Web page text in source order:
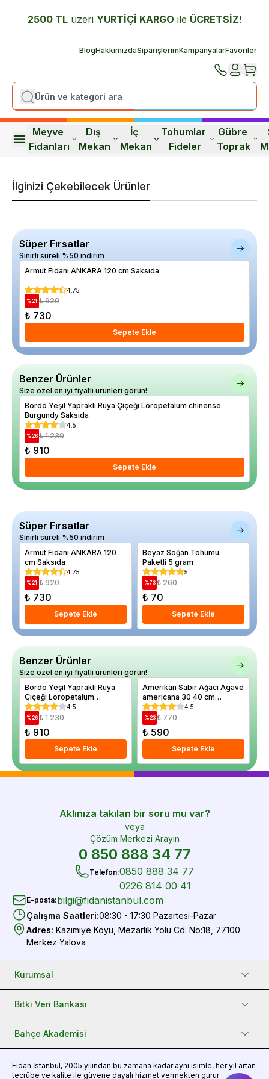
2500 TL üzeri YURTİÇİ KARGO ile ÜCRETSİZ!
BlogHakkımızdaSiparişlerimKampanyalarFavoriler
Meyve
Fidanları
Dış
Mekan
İç
Mekan
Tohumlar
Fideler
Gübre
Toprak
İlginizi Çekebilecek Ürünler
Süper Fırsatlar
Sınırlı süreli %50 indirim
Armut Fidanı ANKARA 120 cm Saksıda
4.75
%21 ₺ 920
₺ 730
Sepete Ekle
Benzer Ürünler
Size özel en iyi fiyatlı ürünleri görün!
Bordo Yeşil Yapraklı Rüya Çiçeği Loropetalum chinense
Burgundy Saksıda
4.5
%26 ₺ 1.230
₺ 910
Sepete Ekle
Süper Fırsatlar
Sınırlı süreli %50 indirim
Armut Fidanı ANKARA 120
cm Saksıda
4.75
%21 ₺ 920
₺ 730
Sepete Ekle
Beyaz Soğan Tohumu
Paketli 5 gram
5
%73 ₺ 260
₺ 70
Sepete Ekle
Benzer Ürünler
Size özel en iyi fiyatlı ürünleri görün!
Bordo Yeşil Yapraklı Rüya
Çiçeği Loropetalum
chinense Burgundy Saksıda
4.5
%26 ₺ 1.230
₺ 910
Sepete Ekle
Amerikan Sabır Ağacı Agave
americana 30 40 cm
Saksıda
4.5
%23 ₺ 770
₺ 590
Sepete Ekle
Aklınıza takılan bir soru mu var?
veya
Çözüm Merkezi Arayın
0 850 888 34 77
Telefon:0850 888 34 77
0226 814 00 41
E-posta:bilgi@fidanistanbul.com
Çalışma Saatleri:08:30 - 17:30 Pazartesi-Pazar
Adres: Kazımiye Köyü, Mezarlık Yolu Cd. No:18, 77100
Merkez Yalova
Kurumsal
Bitki Veri Bankası
Bahçe Akademisi
Fidan İstanbul, 2005 yılından bu zamana kadar aynı isimle, her yıl artan
tecrübe ve kalite ile güvene dayalı hizmet vermekten gurur